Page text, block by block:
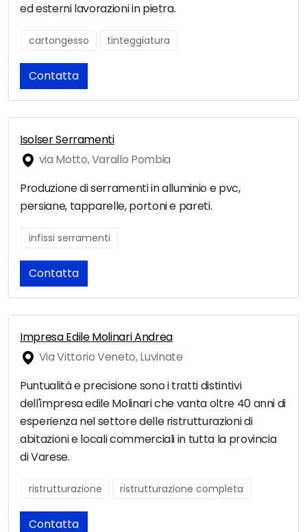
ed esterni lavorazioni in pietra.
cartongesso tinteggiatura
Contatta
Isolser Serramenti
via Motto, Varallo Pombia
Produzione di serramenti in alluminio e pvc,
persiane, tapparelle, portoni e pareti.
infissi serramenti
Contatta
Impresa Edile Molinari Andrea
Via Vittorio Veneto, Luvinate
Puntualità e precisione sono i tratti distintivi
dell'impresa edile Molinari che vanta oltre 40 anni di
esperienza nel settore delle ristrutturazioni di
abitazioni e locali commerciali in tutta la provincia
di Varese.
ristrutturazione ristrutturazione completa
Contatta